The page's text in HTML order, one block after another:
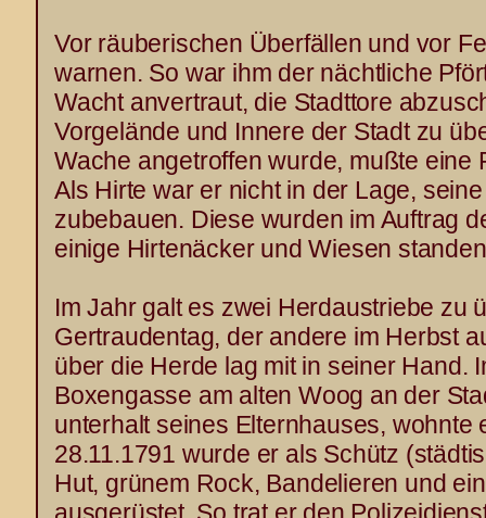
Vor räuberischen Überfällen und vor
warnen. So war ihm der nächtliche
Wacht anvertraut, die Stadttore
Vorgelände und Innere der Stadt zu
Wache angetroffen wurde, mußte eine
Als Hirte war er nicht in der Lage,
zubebauen. Diese wurden im Auftrag
einige Hirtenäcker und Wiesen
Im Jahr galt es zwei Herdaustriebe zu
Gertraudentag, der andere im Herbst
über die Herde lag mit in seiner Hand.
Boxengasse am alten Woog an der
unterhalt seines Elternhauses, wohnte
28.11.1791 wurde er als Schütz
Hut, grünem Rock, Bandelieren und